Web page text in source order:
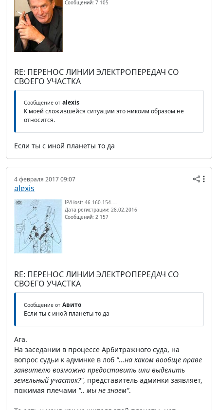
Сообщений: 7 105
RE: ПЕРЕНОС ЛИНИИ ЭЛЕКТРОПЕРЕДАЧ СО
СВОЕГО УЧАСТКА
Сообщение от alexis
К моей сложившейся ситуации это никоим образом не
относится.
Если ты с иной планеты то да
4 февраля 2017 09:07
alexis
IP/Host: 46.160.154.---
Дата регистрации: 28.02.2016
Сообщений: 2 157
RE: ПЕРЕНОС ЛИНИИ ЭЛЕКТРОПЕРЕДАЧ СО
СВОЕГО УЧАСТКА
Сообщение от Авито
Если ты с иной планеты то да
Ага.
На заседании в процессе Арбитражного суда, на
вопрос судьи к админке в лоб "...на каком вообще праве
заявителю возможно предоставить или выделить
земельный участок?", представитель админки заявляет,
пожимая плечами ".. мы не знаем".